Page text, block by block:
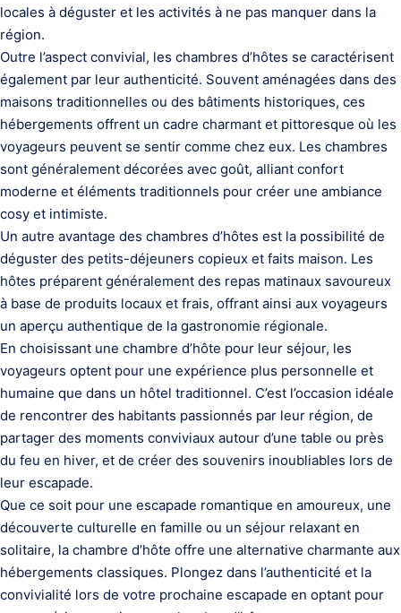
locales à déguster et les activités à ne pas manquer dans la
région.
Outre l’aspect convivial, les chambres d’hôtes se caractérisent
également par leur authenticité. Souvent aménagées dans des
maisons traditionnelles ou des bâtiments historiques, ces
hébergements offrent un cadre charmant et pittoresque où les
voyageurs peuvent se sentir comme chez eux. Les chambres
sont généralement décorées avec goût, alliant confort
moderne et éléments traditionnels pour créer une ambiance
cosy et intimiste.
Un autre avantage des chambres d’hôtes est la possibilité de
déguster des petits-déjeuners copieux et faits maison. Les
hôtes préparent généralement des repas matinaux savoureux
à base de produits locaux et frais, offrant ainsi aux voyageurs
un aperçu authentique de la gastronomie régionale.
En choisissant une chambre d’hôte pour leur séjour, les
voyageurs optent pour une expérience plus personnelle et
humaine que dans un hôtel traditionnel. C’est l’occasion idéale
de rencontrer des habitants passionnés par leur région, de
partager des moments conviviaux autour d’une table ou près
du feu en hiver, et de créer des souvenirs inoubliables lors de
leur escapade.
Que ce soit pour une escapade romantique en amoureux, une
découverte culturelle en famille ou un séjour relaxant en
solitaire, la chambre d’hôte offre une alternative charmante aux
hébergements classiques. Plongez dans l’authenticité et la
convivialité lors de votre prochaine escapade en optant pour